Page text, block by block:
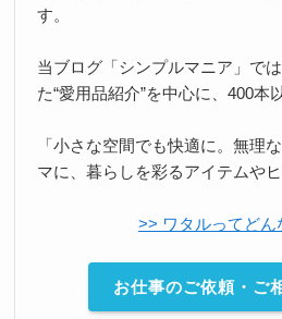
す。
当ブログ「シンプルマニア」で
た“愛用品紹介”を中心に、400本
「小さな空間でも快適に。無理
マに、暮らしを彩るアイテムや
>> ワタルってどん
お仕事のご依頼・ご